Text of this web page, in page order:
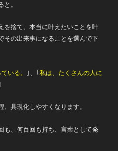
。
を捨て、本当に叶えたいことを叶
その出来事になることを選んで下
いる。 ｣、｢私は、たくさんの人に
｣
具現化しやすくなります。
も、何百回も持ち、言葉として発